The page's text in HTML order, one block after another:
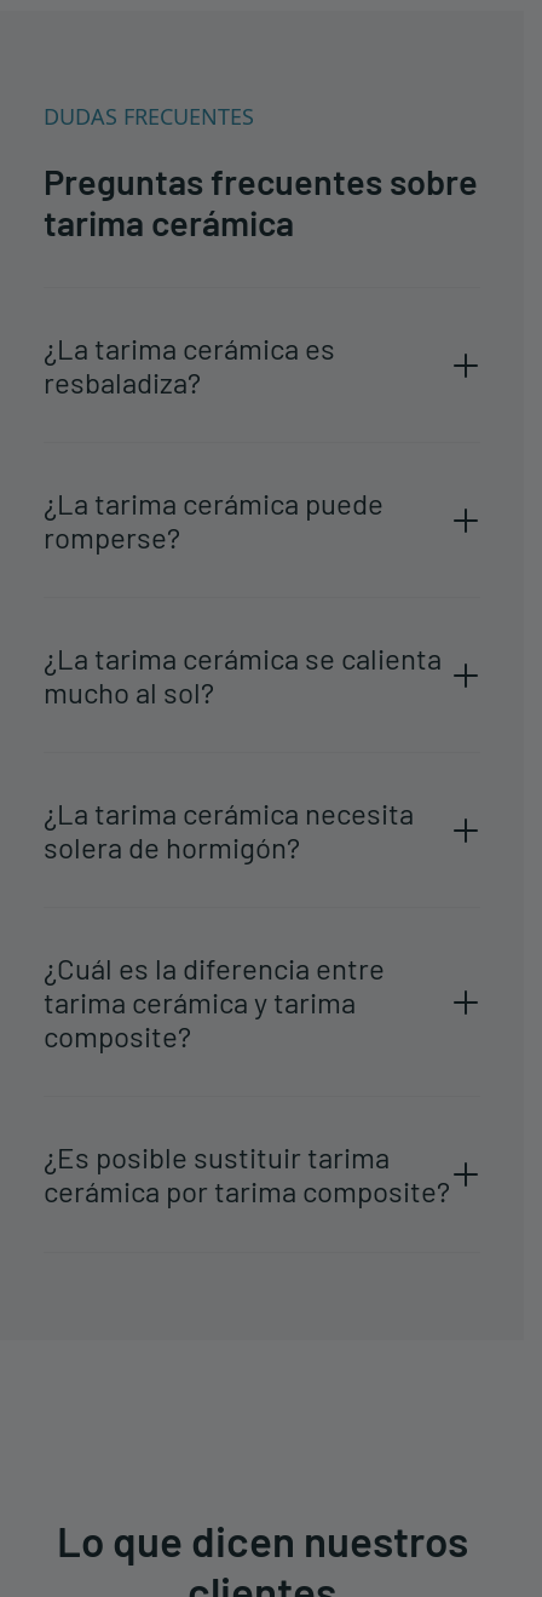
DUDAS FRECUENTES
Preguntas frecuentes sobre
tarima cerámica
¿La tarima cerámica es
resbaladiza?
¿La tarima cerámica puede
romperse?
¿La tarima cerámica se calienta
mucho al sol?
¿La tarima cerámica necesita
solera de hormigón?
¿Cuál es la diferencia entre
tarima cerámica y tarima
composite?
¿Es posible sustituir tarima
cerámica por tarima composite?
Lo que dicen nuestros